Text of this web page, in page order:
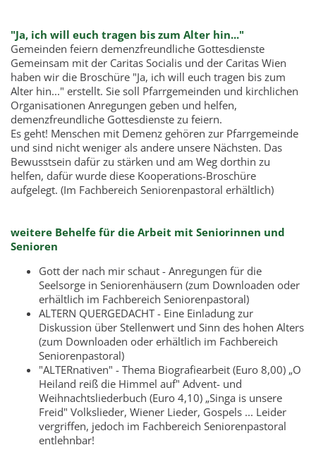
"Ja, ich will euch tragen bis zum Alter hin..."
Gemeinden feiern demenzfreundliche Gottesdienste
Gemeinsam mit der Caritas Socialis und der Caritas Wien
haben wir die Broschüre "Ja, ich will euch tragen bis zum
Alter hin..." erstellt. Sie soll Pfarrgemeinden und kirchlichen
Organisationen Anregungen geben und helfen,
demenzfreundliche Gottesdienste zu feiern.
Es geht! Menschen mit Demenz gehören zur Pfarrgemeinde
und sind nicht weniger als andere unsere Nächsten. Das
Bewusstsein dafür zu stärken und am Weg dorthin zu
helfen, dafür wurde diese Kooperations-Broschüre
aufgelegt. (Im Fachbereich Seniorenpastoral erhältlich)
weitere Behelfe für die Arbeit mit Seniorinnen und
Senioren
Gott der nach mir schaut - Anregungen für die
Seelsorge in Seniorenhäusern (zum Downloaden oder
erhältlich im Fachbereich Seniorenpastoral)
ALTERN QUERGEDACHT - Eine Einladung zur
Diskussion über Stellenwert und Sinn des hohen Alters
(zum Downloaden oder erhältlich im Fachbereich
Seniorenpastoral)
"ALTERnativen" - Thema Biografiearbeit (Euro 8,00) „O
Heiland reiß die Himmel auf" Advent- und
Weihnachtsliederbuch (Euro 4,10) „Singa is unsere
Freid" Volkslieder, Wiener Lieder, Gospels ... Leider
vergriffen, jedoch im Fachbereich Seniorenpastoral
entlehnbar!